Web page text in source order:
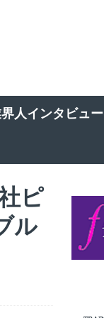
人インタビュー
ピ
ル